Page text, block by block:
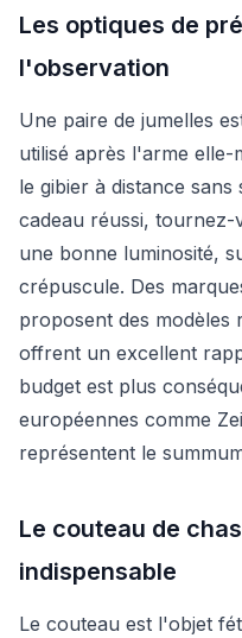
Les optiques de
l'observation
Une paire de jumelles
utilisé après l'arme elle-
le gibier à distance
cadeau réussi,
une bonne luminosité,
crépuscule. Des
proposent des modèles
offrent un excellent
budget est plus
européennes comme
représentent le
Le couteau de
indispensable
Le couteau est l'objet